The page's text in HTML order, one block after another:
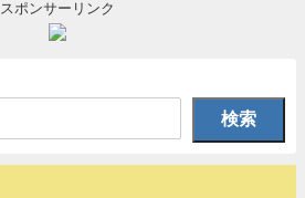
スポンサーリンク
検索